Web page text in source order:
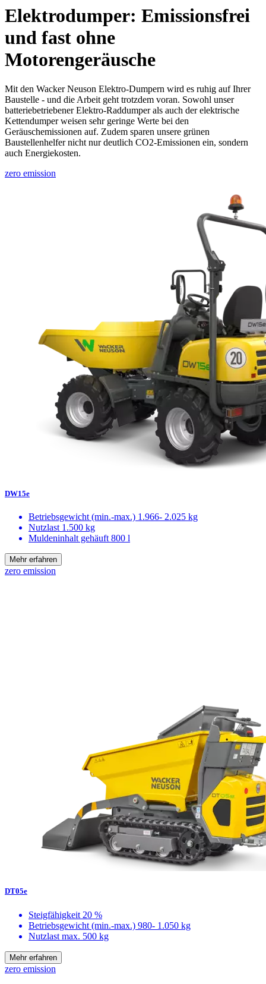
Elektrodumper: Emissionsfrei
und fast ohne
Motorengeräusche
Mit den Wacker Neuson Elektro-Dumpern wird es ruhig auf Ihrer
Baustelle - und die Arbeit geht trotzdem voran. Sowohl unser
batteriebetriebener Elektro-Raddumper als auch der elektrische
Kettendumper weisen sehr geringe Werte bei den
Geräuschemissionen auf. Zudem sparen unsere grünen
Baustellenhelfer nicht nur deutlich CO2-Emissionen ein, sondern
auch Energiekosten.
zero emission
DW15e
Betriebsgewicht (min.-max.) 1.966- 2.025 kg
Nutzlast 1.500 kg
Muldeninhalt gehäuft 800 l
Mehr erfahren
zero emission
DT05e
Steigfähigkeit 20 %
Betriebsgewicht (min.-max.) 980- 1.050 kg
Nutzlast max. 500 kg
Mehr erfahren
zero emission